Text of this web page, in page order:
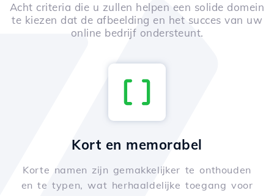
Acht criteria die u zullen helpen een solide domein
te kiezen dat de afbeelding en het succes van uw
online bedrijf ondersteunt.
Kort en memorabel
Korte namen zijn gemakkelijker te onthouden
en te typen, wat herhaaldelijke toegang voor